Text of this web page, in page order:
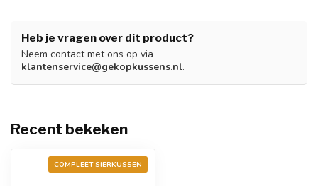
Heb je vragen over dit product?
Neem contact met ons op via
klantenservice@gekopkussens.nl.
Recent bekeken
COMPLEET SIERKUSSEN